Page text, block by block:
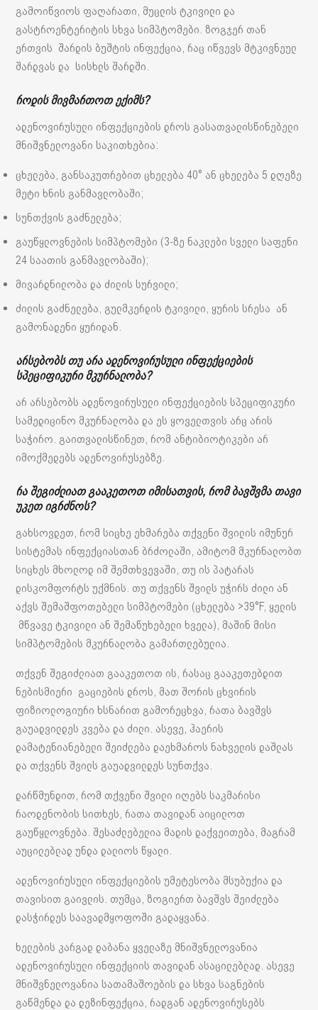
გამოიწვიოს ფაღარათი, მუცლის ტკივილი და
გასტროენტერიტის სხვა სიმპტომები. ზოგჯერ თან
ერთვის შარდის ბუშტის ინფექცია, რაც იწვევს მტკივნეულ
შარდვას და სისხლს შარდში.
როდის მივმართოთ ექიმს?
ადენოვირუსული ინფექციების დროს გასათვალისწინებელი
მნიშვნელოვანი საკითხებია:
ცხელება, განსაკუთრებით ცხელება 40° ან ცხელება 5 დღეზე
მეტი ხნის განმავლობაში;
სუნთქვის გაძნელება;
გაუწყლოვნების სიმპტომები (3-ზე ნაკლები სველი საფენი
24 საათის განმავლობაში);
მივარდნილობა და ძილის სურვილი;
ძილის გაძნელება, გულმკერდის ტკივილი, ყურის სრესა ან
გამონადენი ყურიდან.
არსებობს თუ არა ადენოვირუსული ინფექციების
სპეციფიკური მკურნალობა?
არ არსებობს ადენოვირუსული ინფექციების სპეციფიკური
სამედიცინო მკურნალობა და ეს ყოველთვის არც არის
საჭირო. გაითვალისწინეთ, რომ ანტიბიოტიკები არ
იმოქმედებს ადენოვირუსებზე.
რა შეგიძლიათ გააკეთოთ იმისათვის, რომ ბავშვმა თავი
უკეთ იგრძნოს?
გახსოვდეთ, რომ სიცხე ეხმარება თქვენი შვილის იმუნურ
სისტემას ინფექციასთან ბრძოლაში, ამიტომ მკურნალობთ
სიცხეს მხოლოდ იმ შემთხვევაში, თუ ის პატარას
დისკომფორტს უქმნის. თუ თქვენს შვილს უჭირს ძილი ან
აქვს შემაშფოთებელი სიმპტომები (ცხელება >39°F, ყელის
მწვავე ტკივილი ან შემაწუხებელი ხველა), მაშინ მისი
სიმპტომების მკურნალობა გამართლებულია.
თქვენ შეგიძლიათ გააკეთოთ ის, რასაც გააკეთებდით
ნებისმიერი გაციების დროს, მათ შორის ცხვირის
ფიზიოლოგიური ხსნარით გამორეცხვა, რათა ბავშვს
გაუადვილდეს კვება და ძილი. ასევე, ჰაერის
დამატენიანებელი შეიძლება დაეხმაროს ნახველის დაშლას
და თქვენს შვილს გაუადვილდეს სუნთქვა.
დარწმუნდით, რომ თქვენი შვილი იღებს საკმარისი
რაოდენობის სითხეს, რათა თავიდან აიცილოთ
გაუწყლოვნება. შესაძლებელია მადის დაქვეითება, მაგრამ
აუცილებლად უნდა დალიოს წყალი.
ადენოვირუსული ინფექციების უმეტესობა მსუბუქია და
თავისით გაივლის. თუმცა, ზოგიერთ ბავშვს შეიძლება
დასჭირდეს საავადმყოფოში გადაყვანა.
ხელების კარგად დაბანა ყველაზე მნიშვნელოვანია
ადენოვირუსული ინფექციის თავიდან ასაცილებლად. ასევე
მნიშვნელოვანია სათამაშოების და სხვა საგნების
გაწმენდა და დეზინფექცია, რადგან ადენოვირუსებს